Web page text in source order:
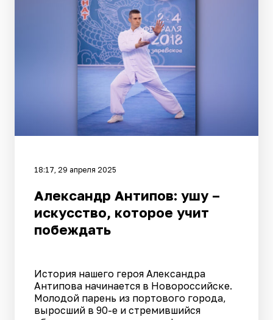
18:17, 29 апреля 2025
Александр Антипов: ушу –
искусство, которое учит
побеждать
История нашего героя Александра
Антипова начинается в Новороссийске.
Молодой парень из портового города,
выросший в 90-е и стремившийся